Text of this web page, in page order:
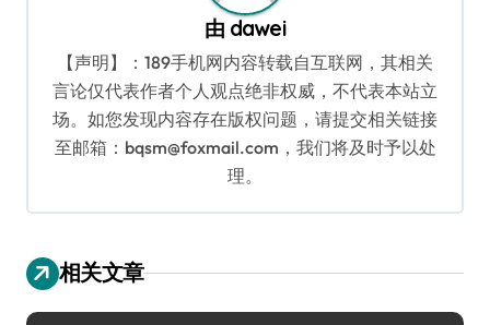
由 dawei
【声明】：189手机网内容转载自互联网，其相关
言论仅代表作者个人观点绝非权威，不代表本站立
场。如您发现内容存在版权问题，请提交相关链接
至邮箱：bqsm@foxmail.com，我们将及时予以处
理。
相关文章